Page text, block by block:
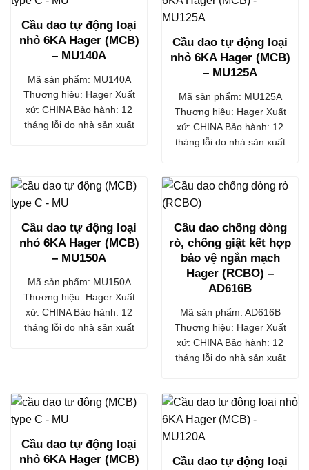
Cầu dao tự động loại
nhỏ 6KA Hager (MCB)
– MU140A
Mã sản phẩm: MU140A
Thương hiệu: Hager Xuất
xứ: CHINA Bảo hành: 12
tháng lỗi do nhà sản xuất
Cầu dao tự động loại
nhỏ 6KA Hager (MCB)
– MU125A
Mã sản phẩm: MU125A
Thương hiệu: Hager Xuất
xứ: CHINA Bảo hành: 12
tháng lỗi do nhà sản xuất
Cầu dao tự động loại
nhỏ 6KA Hager (MCB)
– MU150A
Mã sản phẩm: MU150A
Thương hiệu: Hager Xuất
xứ: CHINA Bảo hành: 12
tháng lỗi do nhà sản xuất
Cầu dao chống dòng
rò, chống giật kết hợp
bảo vệ ngắn mạch
Hager (RCBO) –
AD616B
Mã sản phẩm: AD616B
Thương hiệu: Hager Xuất
xứ: CHINA Bảo hành: 12
tháng lỗi do nhà sản xuất
Cầu dao tự động loại
nhỏ 6KA Hager (MCB)
Cầu dao tự động loại